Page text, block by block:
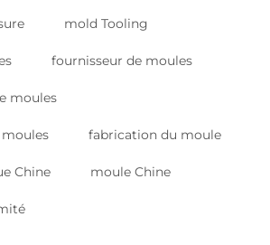
mold Tooling
fournisseur de moules
moules
fabrication du moule
Chine moule Chine